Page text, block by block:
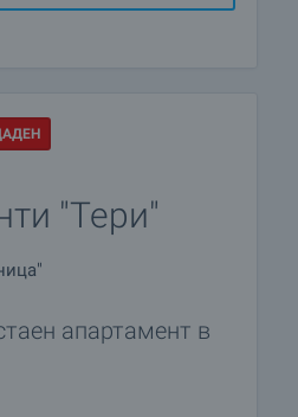
"Тери"
апартамент в